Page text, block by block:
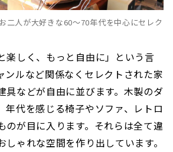
二人が大好きな60〜70年代を中心にセレク
楽しく、もっと自由に」という言
ンルなど関係なくセレクトされた家
具などが自由に並びます。木製のダ
年代を感じる椅子やソファ、レトロ
のが目に入ります。それらは全て違
ゃれな空間を作り出しています。